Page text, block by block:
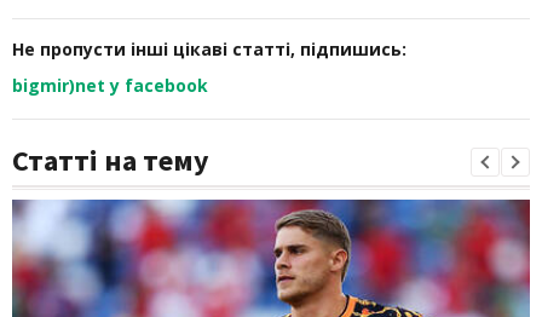
Не пропусти інші цікаві статті, підпишись:
bigmir)net у facebook
Статті на тему